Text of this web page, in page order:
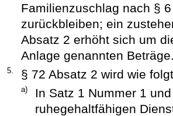
Familienzuschlag nach §
zurückbleiben; ein
Absatz 2 erhöht sich um
Anlage genannten
5. § 72 Absatz 2 wird wie
a)
In Satz 1 Nummer 1
ruhegehaltfähigen